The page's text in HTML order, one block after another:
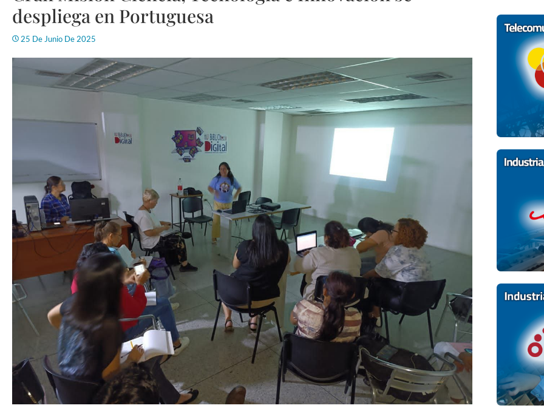
despliega en Portuguesa
25 De Junio De 2025